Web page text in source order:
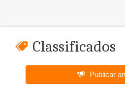
Classificados
Publicar